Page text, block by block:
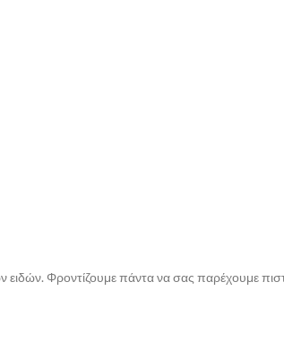
Φροντίζουμε πάντα να σας παρέχουμε